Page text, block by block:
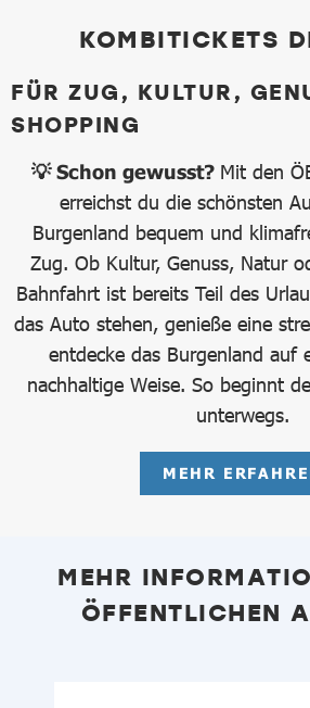
KOMBITICKETS
FÜR ZUG, KULTUR,
SHOPPING
💡 Schon gewusst? Mit den
erreichst du die schönsten
Burgenland bequem und
Zug. Ob Kultur, Genuss, Natur
Bahnfahrt ist bereits Teil des
das Auto stehen, genieße eine
entdecke das Burgenland auf
nachhaltige Weise. So beginnt
unterwegs.
MEHR
MEHR
ÖFFENTLICHEN